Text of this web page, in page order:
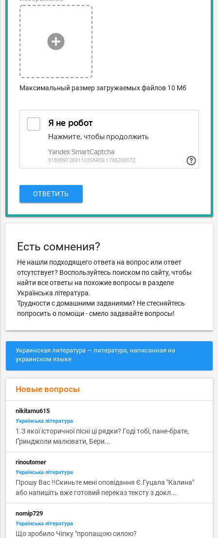
add_circle
Максимальный размер загружаемых файлов 10 Мб
ОТВЕТИТЬ
Есть сомнения?
Не нашли подходящего ответа на вопрос или ответ
отсутствует? Воспользуйтесь поиском по сайту, чтобы
найти все ответы на похожие вопросы в разделе
Українська література.
Трудности с домашними заданиями? Не стесняйтесь
попросить о помощи - смело задавайте вопросы!
Украинская литература — литература, написанная на
украинском языке.
Новые вопросы
nikitamu615
Українська література
1.З якої історичної пісні ці рядки? Годі тобі, пане-брате,
Ґринджоли малювати, Бери...
rinoutomer
Українська література
Прошу Вас !!Скиньте мені оповідання Є.Гуцала "Калина"
або напишіть вже готовий переказ тексту з докл...
nomip729
Українська література
Що зробило Чіпку "пропащою силою?